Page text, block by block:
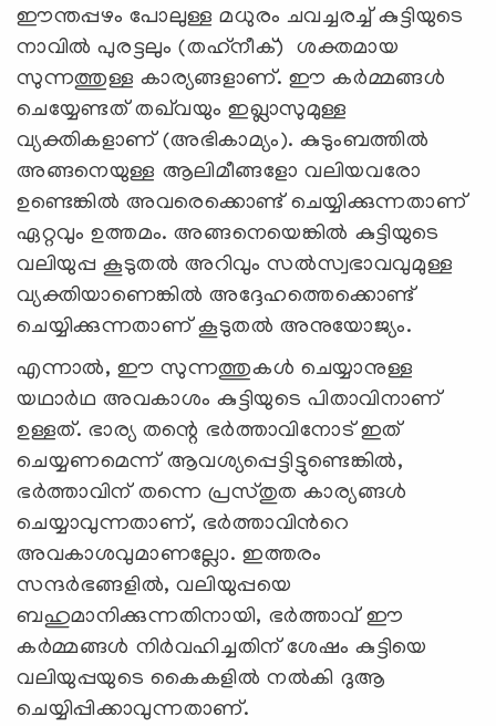
ഈന്തപ്പഴം പോലുള്ള മധുരം ചവച്ചരച്ച് കുട്ടിയുടെ
നാവിൽ പുരട്ടലും (തഹ്‌നീക്) ശക്തമായ
സുന്നത്തുള്ള കാര്യങ്ങളാണ്. ഈ കർമ്മങ്ങൾ
ചെയ്യേണ്ടത് തഖ്‌വയും ഇഖ്ലാസുമുള്ള
വ്യക്തികളാണ് (അഭികാമ്യം). കുടുംബത്തിൽ
അങ്ങനെയുള്ള ആലിമീങ്ങളോ വലിയവരോ
ഉണ്ടെങ്കിൽ അവരെക്കൊണ്ട് ചെയ്യിക്കുന്നതാണ്
ഏറ്റവും ഉത്തമം. അങ്ങനെയെങ്കിൽ കുട്ടിയുടെ
വലിയുപ്പ കൂടുതൽ അറിവും സൽസ്വഭാവവുമുള്ള
വ്യക്തിയാണെങ്കിൽ അദ്ദേഹത്തെക്കൊണ്ട്
ചെയ്യിക്കുന്നതാണ് കൂടുതൽ അനുയോജ്യം.
എന്നാൽ, ഈ സുന്നത്തുകൾ ചെയ്യാനുള്ള
യഥാർഥ അവകാശം കുട്ടിയുടെ പിതാവിനാണ്
ഉള്ളത്. ഭാര്യ തന്റെ ഭർത്താവിനോട് ഇത്
ചെയ്യണമെന്ന് ആവശ്യപ്പെട്ടിട്ടുണ്ടെങ്കിൽ,
ഭർത്താവിന് തന്നെ പ്രസ്തുത കാര്യങ്ങൾ
ചെയ്യാവുന്നതാണ്, ഭർത്താവിന്‍റെ
അവകാശവുമാണല്ലോ. ഇത്തരം
സന്ദർഭങ്ങളിൽ, വലിയുപ്പയെ
ബഹുമാനിക്കുന്നതിനായി, ഭർത്താവ് ഈ
കർമ്മങ്ങൾ നിർവഹിച്ചതിന് ശേഷം കുട്ടിയെ
വലിയുപ്പയുടെ കൈകളിൽ നൽകി ദുആ
ചെയ്യിപ്പിക്കാവുന്നതാണ്.